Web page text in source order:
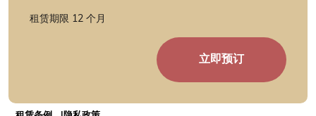
租赁期限 12 个月
工
立即预订